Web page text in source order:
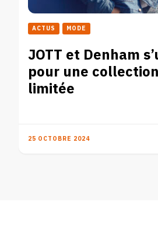
ACTUS MODE
JOTT et Denham
pour une
limitée
25 OCTOBRE 2024